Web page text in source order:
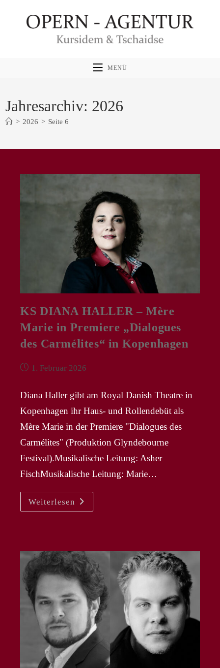
MENÜ
Jahresarchiv: 2026
> 2026 > Seite 6
KS DIANA HALLER – Mère
Marie in Premiere „Dialogues
des Carmélites“ in Kopenhagen
Beitrag1. Februar 2026
Diana Haller gibt am Royal Danish Theatre in
Kopenhagen ihr Haus- und Rollendebüt als
Mère Marie in der Premiere "Dialogues des
Carmélites" (Produktion Glyndebourne
Festival).Musikalische Leitung: Asher
FischMusikalische Leitung: Marie…
Weiterlesen KS
DIANA
HALLER
„Dialogues
Des
Carmélites“
In
Kopenhagen